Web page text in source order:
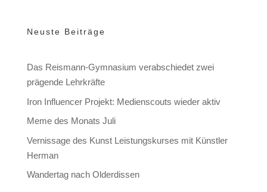
Neuste Beiträge
Das Reismann-Gymnasium verabschiedet zwei
prägende Lehrkräfte
Iron Influencer Projekt: Medienscouts wieder aktiv
Meme des Monats Juli
Vernissage des Kunst Leistungskurses mit Künstler
Herman
Wandertag nach Olderdissen